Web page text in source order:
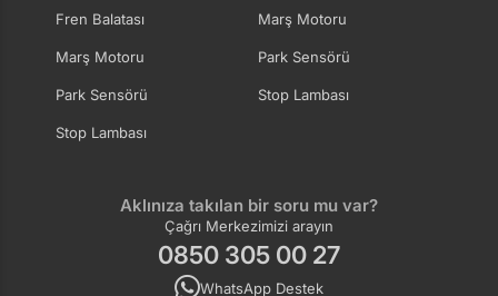
Fren Balatası Marş Motoru
Marş Motoru Park Sensörü
Park Sensörü Stop Lambası
Stop Lambası
Aklınıza takılan bir soru mu var?
Çağrı Merkezimizi arayın
0850 305 00 27
WhatsApp Destek